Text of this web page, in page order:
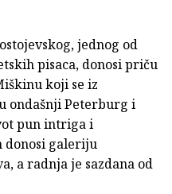
jednog od
pisaca, donosi priču
koji se iz
ondašnji Peterburg i
pun intriga i
donosi galeriju
a radnja je sazdana od